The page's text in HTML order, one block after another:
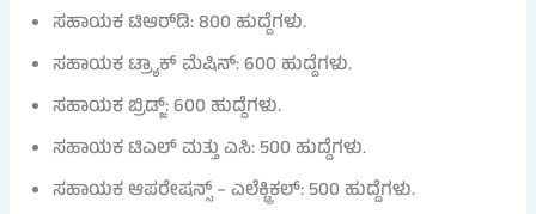
ಸಹಾಯಕ ಟಿಆರ್‌ಡಿ: 800 ಹುದ್ದೆಗಳು.
ಸಹಾಯಕ ಟ್ರ್ಯಾಕ್ ಮೆಷಿನ್: 600 ಹುದ್ದೆಗಳು.
ಸಹಾಯಕ ಬ್ರಿಡ್ಜ್: 600 ಹುದ್ದೆಗಳು.
ಸಹಾಯಕ ಟಿಎಲ್ ಮತ್ತು ಎಸಿ: 500 ಹುದ್ದೆಗಳು.
ಸಹಾಯಕ ಆಪರೇಷನ್ಸ್ – ಎಲೆಕ್ಟ್ರಿಕಲ್: 500 ಹುದ್ದೆಗಳು.